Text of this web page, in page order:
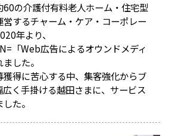
の介護付有料老人ホーム・住宅型
するチャーム・ケア・コーポレー
年より、
「Web広告によるオウンドメディ
した。
得に苦心する中、集客強化からブ
く手掛ける越田さまに、サービス
た。